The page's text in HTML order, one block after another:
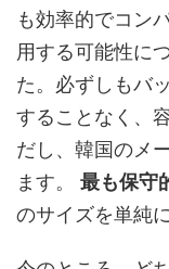
も効率的でコン
用する可能性に
た。必ずしもバ
することなく、
だし、韓国のメ
ます。 最も保守
のサイズを単純